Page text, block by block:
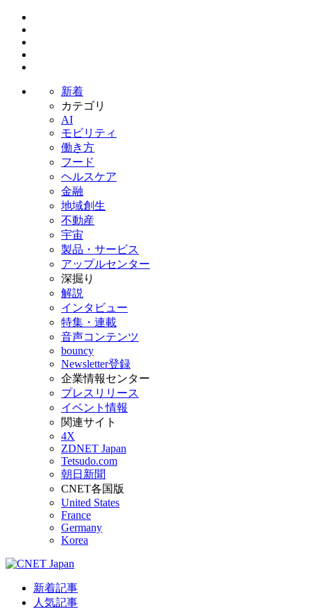
新着
カテゴリ
AI
モビリティ
働き方
フード
ヘルスケア
金融
地域創生
不動産
宇宙
製品・サービス
アップルセンター
深掘り
解説
インタビュー
特集・連載
音声コンテンツ
bouncy
Newsletter登録
企業情報センター
プレスリリース
イベント情報
関連サイト
4X
ZDNET Japan
Tetsudo.com
朝日新聞
CNET各国版
United States
France
Germany
Korea
新着記事
人気記事